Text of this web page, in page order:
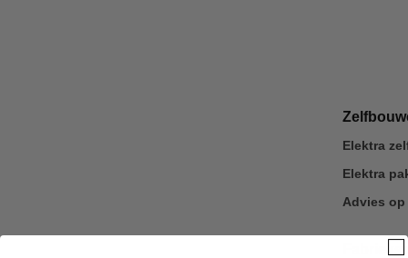
Elektra
Elektra
Advies op